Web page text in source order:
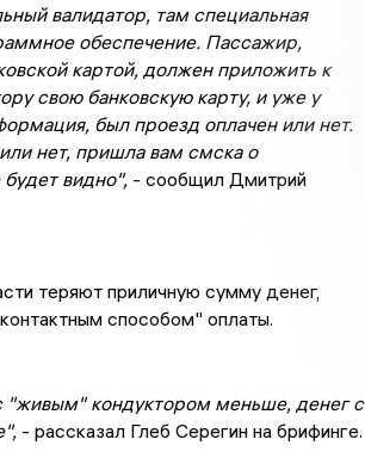
валидатор, там специальная
обеспечение. Пассажир,
картой, должен приложить к
свою банковскую карту, и уже у
был проезд оплачен или нет.
нет, пришла вам смска о
видно",- сообщил Дмитрий
теряют приличную сумму денег,
способом" оплаты.
"живым" кондуктором меньше, денег с
- рассказал Глеб Серегин на брифинге.